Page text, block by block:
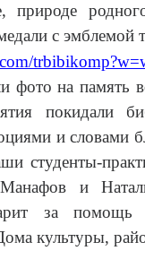
природе
с эмблемой
фото на память
покидали
и словами
студенты-
Манафов и
за
культуры,